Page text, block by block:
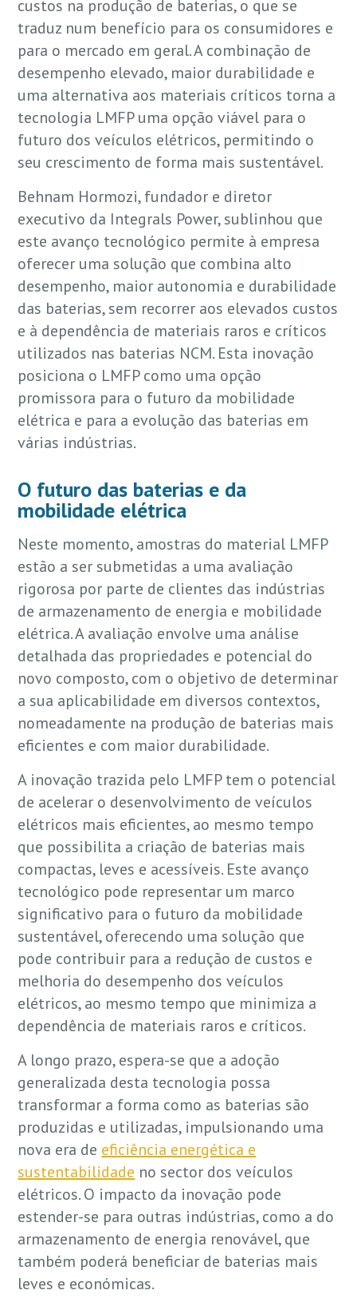
custos na produção de baterias, o que se
traduz num benefício para os consumidores e
para o mercado em geral. A combinação de
desempenho elevado, maior durabilidade e
uma alternativa aos materiais críticos torna a
tecnologia LMFP uma opção viável para o
futuro dos veículos elétricos, permitindo o
seu crescimento de forma mais sustentável.
Behnam Hormozi, fundador e diretor
executivo da Integrals Power, sublinhou que
este avanço tecnológico permite à empresa
oferecer uma solução que combina alto
desempenho, maior autonomia e durabilidade
das baterias, sem recorrer aos elevados custos
e à dependência de materiais raros e críticos
utilizados nas baterias NCM. Esta inovação
posiciona o LMFP como uma opção
promissora para o futuro da mobilidade
elétrica e para a evolução das baterias em
várias indústrias.
O futuro das baterias e da
mobilidade elétrica
Neste momento, amostras do material LMFP
estão a ser submetidas a uma avaliação
rigorosa por parte de clientes das indústrias
de armazenamento de energia e mobilidade
elétrica. A avaliação envolve uma análise
detalhada das propriedades e potencial do
novo composto, com o objetivo de determinar
a sua aplicabilidade em diversos contextos,
nomeadamente na produção de baterias mais
eficientes e com maior durabilidade.
A inovação trazida pelo LMFP tem o potencial
de acelerar o desenvolvimento de veículos
elétricos mais eficientes, ao mesmo tempo
que possibilita a criação de baterias mais
compactas, leves e acessíveis. Este avanço
tecnológico pode representar um marco
significativo para o futuro da mobilidade
sustentável, oferecendo uma solução que
pode contribuir para a redução de custos e
melhoria do desempenho dos veículos
elétricos, ao mesmo tempo que minimiza a
dependência de materiais raros e críticos.
A longo prazo, espera-se que a adoção
generalizada desta tecnologia possa
transformar a forma como as baterias são
produzidas e utilizadas, impulsionando uma
nova era de eficiência energética e
sustentabilidade no sector dos veículos
elétricos. O impacto da inovação pode
estender-se para outras indústrias, como a do
armazenamento de energia renovável, que
também poderá beneficiar de baterias mais
leves e económicas.